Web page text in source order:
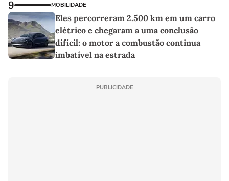
9 MOBILIDADE
Eles percorreram 2.500 km em um carro
elétrico e chegaram a uma conclusão
difícil: o motor a combustão continua
imbatível na estrada
PUBLICIDADE